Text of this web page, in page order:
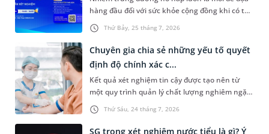
Thứ Bảy, 25 tháng 7, 2026
hàng đầu đối với sức khỏe cộng đồng khi có thể
bùng phát bất kỳ lúc nào với vô số căn nguyên
phức tạp từ virus, vi khuẩn đến nấm và ký sinh
trùng. Việc chẩn đoán chậm trễ hoặc nhầm lẫn
tác nhân không chỉ khiến việc điều trị kéo dài,
tốn kém mà còn làm gia tăng nguy cơ kháng
kháng sinh nghiêm trọng. Để tháo gỡ bài toán
khó này, chương trình hội thảo trực tuyến số
11 do Hệ thống Y tế MEDLATEC tổ chức đã
cận toàn diện các tác nhân gây nhiễm trùng
Thứ Sáu, 24 tháng 7, 2026
Chuyên gia chia sẻ những yếu tố quyết
định độ chính xác c...
Kết quả xét nghiệm tin cậy được tạo nên từ
một quy trình quản lý chất lượng nghiêm ngặt,
xuyên suốt từ trước, trong và sau xét nghiệm.
Theo PGS.TS Nguyễn Thái Sơn - Giám đốc Hệ
thống Xét nghiệm MEDLATEC, chỉ khi mỗi công
SG trong xét nghiệm nước tiểu là gì? Ý